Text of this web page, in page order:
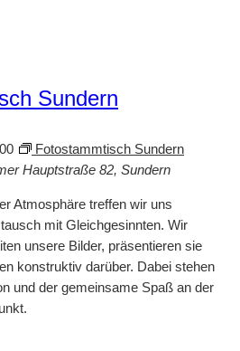
Sundern
Fotostammtisch Sundern
Hauptstraße 82, Sundern
Atmosphäre treffen wir uns
mit Gleichgesinnten. Wir
unsere Bilder, präsentieren sie
konstruktiv darüber. Dabei stehen
und der gemeinsame Spaß an der